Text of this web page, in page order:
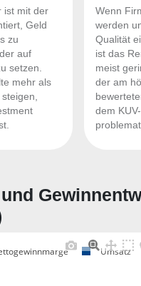
ist mit der
Geld
zu
auf
setzen.
mehr als
Wenn
werden
Qualität
ist das
meist
der am
dem
Umsatz